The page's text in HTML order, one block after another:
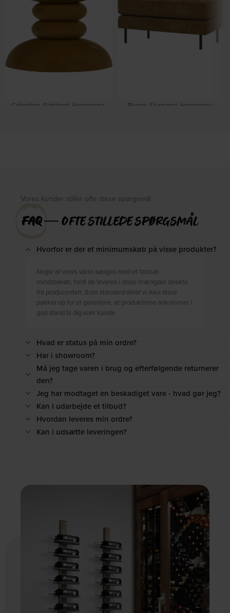
Collection, Sidebord, Honninggul,
Rodeo, Skammel, Honninggul,
Vores kunder stiller ofte disse spørgsmål
FAQ― OFTE STILLEDE SPØRGSMÅL
Hvorfor er der et minimumskøb på visse produkter?
Nogle af vores varer sælges med et fastsat
mindstekøb, fordi de leveres i disse mængder direkte
fra producenten. Som standard deler vi ikke disse
pakker op for at garantere, at produkterne ankommer i
god stand til dig som kunde.
Hvad er status på min ordre?
Har i showroom?
Må jeg tage varen i brug og efterfølgende returnerer
den?
Jeg har modtaget en beskadiget vare - hvad gør jeg?
Kan I udarbejde et tilbud?
Hvordan leveres min ordre?
Kan i udsætte leveringen?